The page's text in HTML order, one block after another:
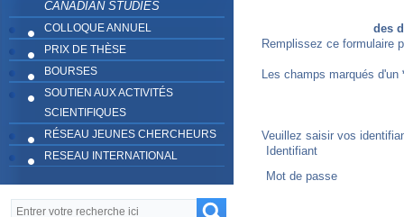
CANADIAN STUDIES
COLLOQUE ANNUEL
PRIX DE THÈSE
BOURSES
SOUTIEN AUX ACTIVITÉS
SCIENTIFIQUES
RÉSEAU JEUNES CHERCHEURS
RESEAU INTERNATIONAL
Formulaire de recherche
Recherche
des
Remplissez ce formulaire
Les champs marqués d'un
Veuillez saisir vos
Identifiant
Mot de passe